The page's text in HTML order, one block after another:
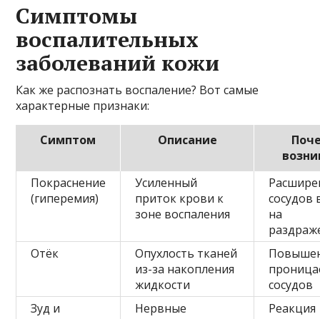
Симптомы
воспалительных
заболеваний кожи
Как же распознать воспаление? Вот самые
характерные признаки:
Симптом Описание
Покраснение
(гиперемия)
Усиленный
приток крови к
зоне воспаления
сосудов
на
Отёк
Опухлость тканей
из-за накопления
жидкости
сосудов
Зуд и
Нервные
Реакция